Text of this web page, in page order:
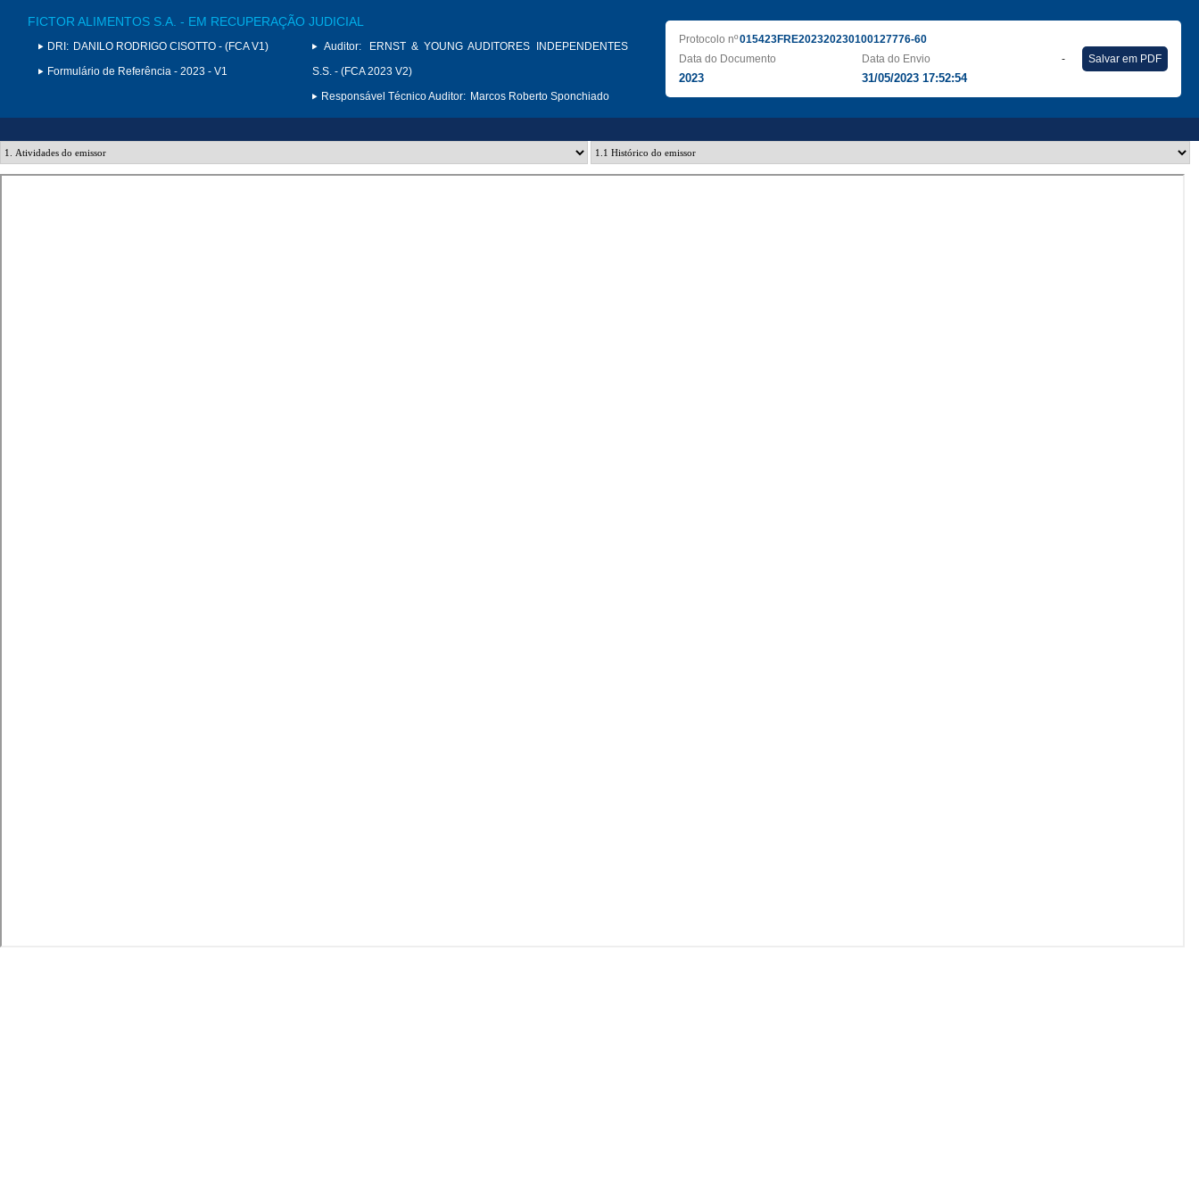
FICTOR ALIMENTOS S.A. - EM RECUPERAÇÃO JUDICIAL
DRI: DANILO RODRIGO CISOTTO - (FCA V1)
Formulário de Referência - 2023 - V1
Auditor:
ERNST & YOUNG AUDITORES INDEPENDENTES
S.S. - (FCA 2023 V2)
Responsável Técnico Auditor: Marcos Roberto Sponchiado
Protocolo nº015423FRE202320230100127776-60
Data do Documento
2023
Data do Envio
31/05/2023 17:52:54
- Salvar em PDF